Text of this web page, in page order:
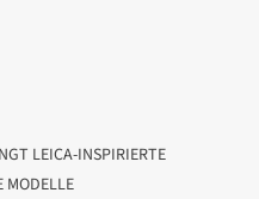
LEICA-INSPIRIERTE
MODELLE